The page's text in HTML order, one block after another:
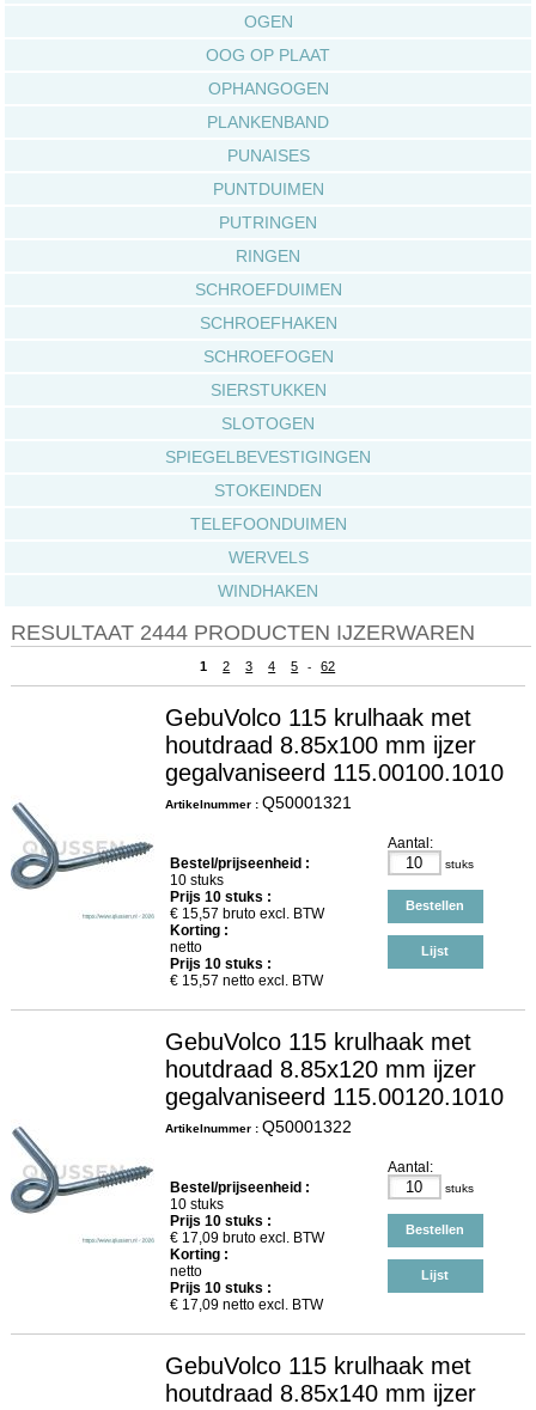
OGEN
OOG OP PLAAT
OPHANGOGEN
PLANKENBAND
PUNAISES
PUNTDUIMEN
PUTRINGEN
RINGEN
SCHROEFDUIMEN
SCHROEFHAKEN
SCHROEFOGEN
SIERSTUKKEN
SLOTOGEN
SPIEGELBEVESTIGINGEN
STOKEINDEN
TELEFOONDUIMEN
WERVELS
WINDHAKEN
RESULTAAT 2444 PRODUCTEN IJZERWAREN
1 2 3 4 5 - 62
GebuVolco 115 krulhaak met
houtdraad 8.85x100 mm ijzer
gegalvaniseerd 115.00100.1010
Artikelnummer : Q50001321
Bestel/prijseenheid :
10 stuks
Prijs 10stuks :
€ 15,57 bruto excl. BTW
Korting :
netto
Prijs 10stuks :
€ 15,57 netto excl. BTW
Aantal:
stuks
Bestellen
Lijst
GebuVolco 115 krulhaak met
houtdraad 8.85x120 mm ijzer
gegalvaniseerd 115.00120.1010
Artikelnummer : Q50001322
Bestel/prijseenheid :
10 stuks
Prijs 10stuks :
€ 17,09bruto excl. BTW
Korting :
netto
Prijs 10stuks :
€ 17,09netto excl. BTW
Aantal:
stuks
Bestellen
Lijst
GebuVolco 115 krulhaak met
houtdraad 8.85x140 mm ijzer